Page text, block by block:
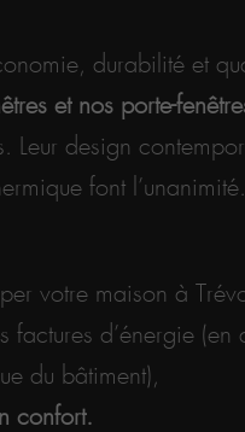
durabilité et
et nos porte-
Leur design
font
votre maison à
factures d’énergie (en
du bâtiment),
confort.